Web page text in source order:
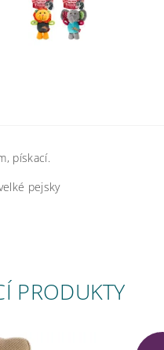
pískací.
pejsky
PRODUKTY